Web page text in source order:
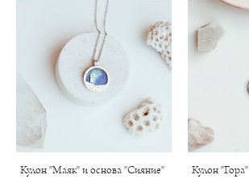
Кулон "Маяк" и основа "Сияние"
Кулон "Гора"